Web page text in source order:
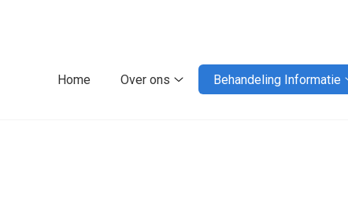
Home
Over ons
Over
Behandeling Informatie